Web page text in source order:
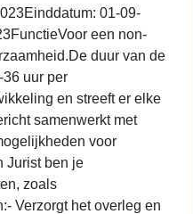
01-09-
een non-
duur van de
uur per
en streeft er elke
samenwerkt met
voor
Jurist ben je
zoals
Verzorgt het overleg en